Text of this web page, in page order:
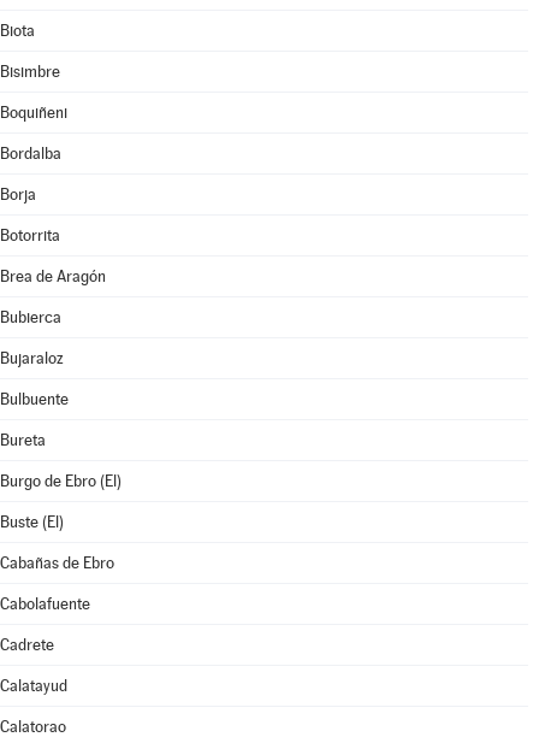
Biota
Bisimbre
Boquiñeni
Bordalba
Borja
Botorrita
Brea de Aragón
Bubierca
Bujaraloz
Bulbuente
Bureta
Burgo de Ebro (El)
Buste (El)
Cabañas de Ebro
Cabolafuente
Cadrete
Calatayud
Calatorao